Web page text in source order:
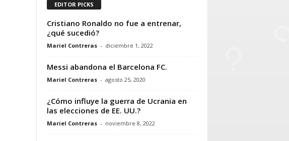
EDITOR PICKS
Cristiano Ronaldo no fue a entrenar,
¿qué sucedió?
Mariel Contreras - diciembre 1, 2022
Messi abandona el Barcelona FC.
Mariel Contreras - agosto 25, 2020
¿Cómo influye la guerra de Ucrania en
las elecciones de EE. UU.?
Mariel Contreras - noviembre 8, 2022